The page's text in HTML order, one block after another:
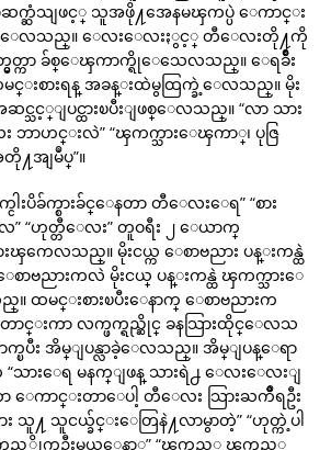
ဆက္ဆံသျဖင့္ သူအဖို႔အေနမၾကပ္ပဲ ေကာင္း
ႏိုင္ခဲ့ေလသည္။ ေလးေလးႏွင့္ တီေလးတို႔ကို
သတ္မွတ္ကာ ခ်စ္ေၾကာက္ရိုေသေလသည္။ ေရခ်ိဳး
င္းစားရန္ အခန္းထဲမွထြက္ခဲ့ေလသည္။ မိုး
ဆင္သင့္ျပင္ထားၿပီးျဖစ္ေလသည္။ “လာ သား
း ဘာဟင္းလဲ” “ၾကက္သားေၾကာ္၊ ပုဇြ
႔အျမဳပ္”။
ါးပိခ်က္စားခ်င္ေနတာ တီေလးေရ” “စား
လ” “ဟုတ္တီေလး” တူဝရီး ၂ ေယာက္
းၾကေလသည္။ မိုးငယ္က ေစာဗညား ပန္းကန္ထဲ
စာဗညားကလဲ မိုးငယ္ ပန္းကန္ထဲ ၾကက္သားေ
ထမင္းစားၿပီးေနာက္ ေစာဗညားက
င္းကာ လက္ဖက္ရည္ဆိုင္ ခနသြားထိုင္ေလသ
ၿပီး အိမ္ျပန္လာခဲ့ေလသည္။ အိမ္ျပန္ေရာ
ားေရ မနက္ျဖန္ သားရဲ႕ ေလးေလးျ
ဟာ ေကာင္းတာေပါ့ တီေလး သြားႀကိဳရဦး
း သူ႔ သူငယ္ခ်င္းေတြနဲ႔လာမွာတဲ့” “ဟုတ္ကဲ့ပါ
ကည့္လိုက္ဦးမယ္ေနာ္” “ၾကည့္ ၾကည့္